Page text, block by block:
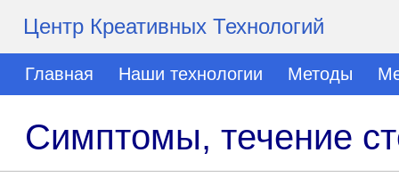
Центр Креативных Технологий
Главная Наши технологии Методы
Симптомы, течение